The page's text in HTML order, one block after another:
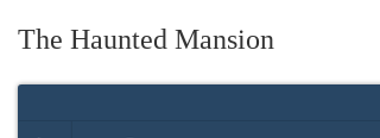
The Haunted Mansion